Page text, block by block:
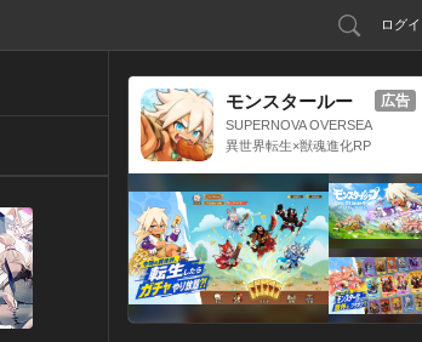
ログ
モンスタールー
プ：獣神転生
SUPERNOVA OVERSEA
S LIMITED
異世界転生×獣魂進化RP
広告